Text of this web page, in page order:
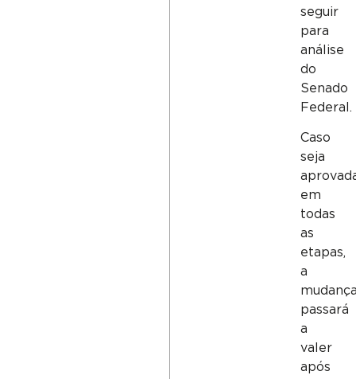
seguir
para
análise
do
Senado
Federal.
Caso
seja
em
todas
as
etapas,
a
passará
a
valer
após